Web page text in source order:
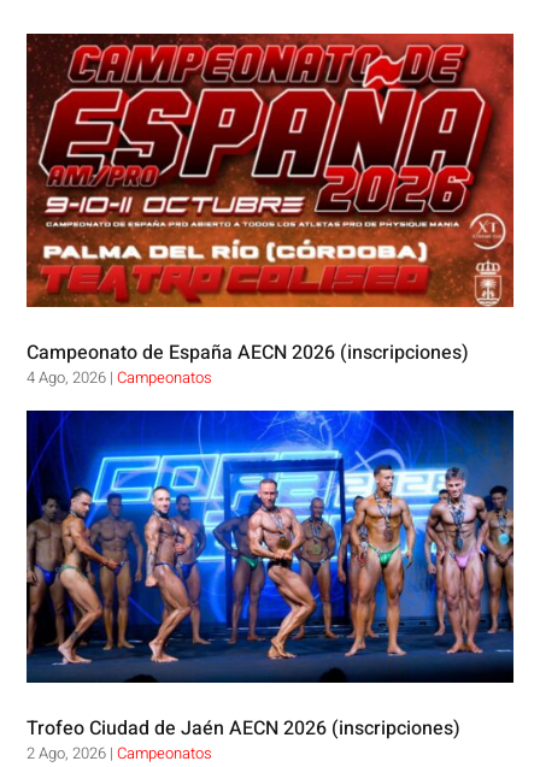
Campeonato de España AECN 2026 (inscripciones)
4 Ago, 2026 |Campeonatos
Trofeo Ciudad de Jaén AECN 2026 (inscripciones)
2 Ago, 2026 |Campeonatos